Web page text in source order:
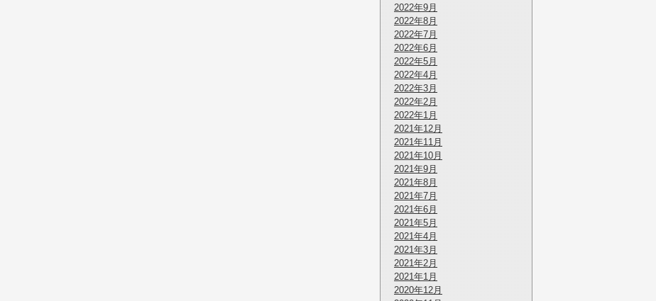
2022年9月
2022年8月
2022年7月
2022年6月
2022年5月
2022年4月
2022年3月
2022年2月
2022年1月
2021年12月
2021年11月
2021年10月
2021年9月
2021年8月
2021年7月
2021年6月
2021年5月
2021年4月
2021年3月
2021年2月
2021年1月
2020年12月